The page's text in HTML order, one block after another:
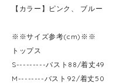
【カラー】ピンク、 ブルー
※※サイズ参考(cm)※※
トップス
S---------バスト88/着丈49
M--------バスト92/着丈50